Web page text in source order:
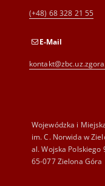
(+48) 68 328 21 55
E-Mail
Wojewódzka i
im. C. Norwida w
al. Wojska Polskiego
65-077 Zielona Góra